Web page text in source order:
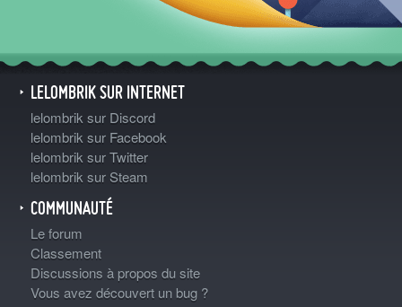
LELOMBRIK SUR INTERNET
lelombrik sur Discord
lelombrik sur Facebook
lelombrik sur Twitter
lelombrik sur Steam
COMMUNAUTÉ
Le forum
Classement
Discussions à propos du site
Vous avez découvert un bug ?